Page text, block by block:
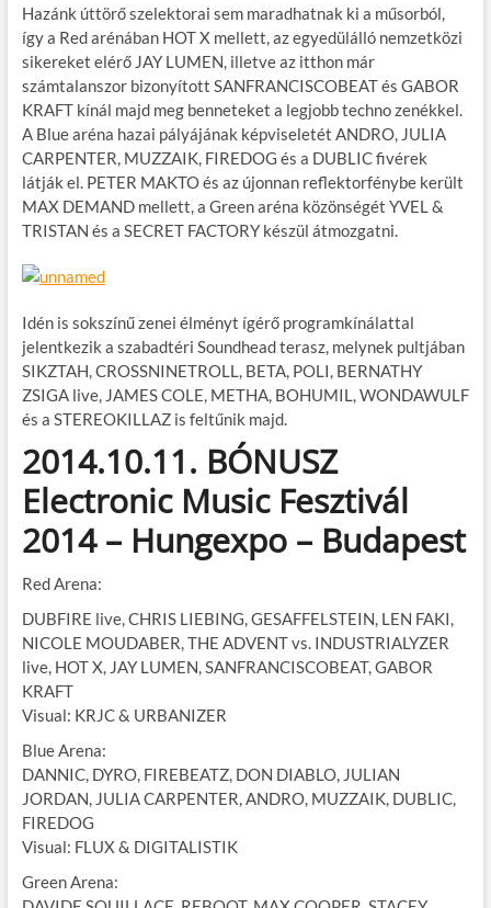
Hazánk úttörő szelektorai sem maradhatnak ki a műsorból,
így a Red arénában HOT X mellett, az egyedülálló nemzetközi
sikereket elérő JAY LUMEN, illetve az itthon már
számtalanszor bizonyított SANFRANCISCOBEAT és GABOR
KRAFT kínál majd meg benneteket a legjobb techno zenékkel.
A Blue aréna hazai pályájának képviseletét ANDRO, JULIA
CARPENTER, MUZZAIK, FIREDOG és a DUBLIC fivérek
látják el. PETER MAKTO és az újonnan reflektorfénybe került
MAX DEMAND mellett, a Green aréna közönségét YVEL &
TRISTAN és a SECRET FACTORY készül átmozgatni.
Idén is sokszínű zenei élményt ígérő programkínálattal
jelentkezik a szabadtéri Soundhead terasz, melynek pultjában
SIKZTAH, CROSSNINETROLL, BETA, POLI, BERNATHY
ZSIGA live, JAMES COLE, METHA, BOHUMIL, WONDAWULF
és a STEREOKILLAZ is feltűnik majd.
2014.10.11. BÓNUSZ
Electronic Music Fesztivál
2014 – Hungexpo – Budapest
Red Arena:
DUBFIRE live, CHRIS LIEBING, GESAFFELSTEIN, LEN FAKI,
NICOLE MOUDABER, THE ADVENT vs. INDUSTRIALYZER
live, HOT X, JAY LUMEN, SANFRANCISCOBEAT, GABOR
KRAFT
Visual: KRJC & URBANIZER
Blue Arena:
DANNIC, DYRO, FIREBEATZ, DON DIABLO, JULIAN
JORDAN, JULIA CARPENTER, ANDRO, MUZZAIK, DUBLIC,
FIREDOG
Visual: FLUX & DIGITALISTIK
Green Arena: